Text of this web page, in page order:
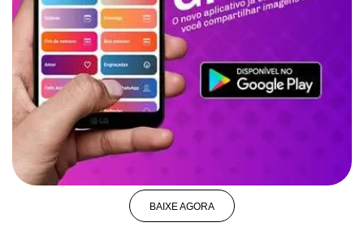
BAIXE AGORA